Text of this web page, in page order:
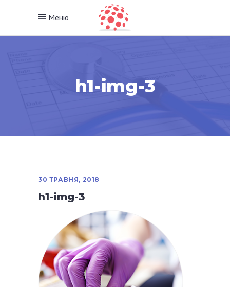
Меню
h1-img-3
30 ТРАВНЯ, 2018
h1-img-3